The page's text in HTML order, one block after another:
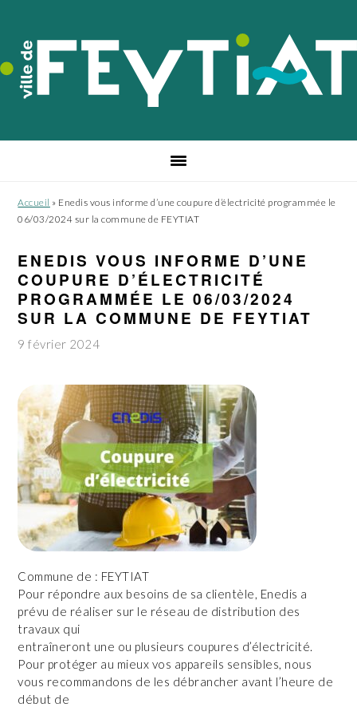
navigation
principale
contenu
principal
pied
de
page
Accueil » Enedis vous informe d’une coupure d’électricité programmée le
06/03/2024 sur la commune de FEYTIAT
ENEDIS VOUS INFORME D’UNE
COUPURE D’ÉLECTRICITÉ
PROGRAMMÉE LE 06/03/2024
SUR LA COMMUNE DE FEYTIAT
9 février 2024
Commune de : FEYTIAT
Pour répondre aux besoins de sa clientèle, Enedis a
prévu de réaliser sur le réseau de distribution des
travaux qui
entraîneront une ou plusieurs coupures d’électricité.
Pour protéger au mieux vos appareils sensibles, nous
vous recommandons de les débrancher avant l’heure de
début de